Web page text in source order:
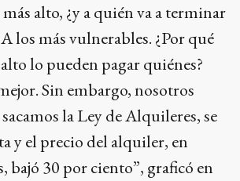
alto, ¿y a quién va a terminar
los más vulnerables. ¿Por qué
lo pueden pagar quiénes?
Sin embargo, nosotros
la Ley de Alquileres, se
y el precio del alquiler, en
bajó 30 por ciento”, graficó en